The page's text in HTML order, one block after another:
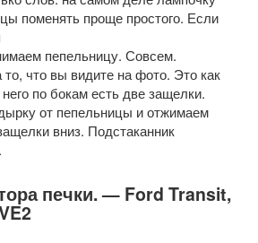
поменять проще простого. Если
пепельницу. Совсем.
что вы видите на фото. Это как
по бокам есть две защелки.
от пепельницы и отжимаем
вниз. Подстаканник
печки. — Ford Transit,